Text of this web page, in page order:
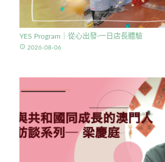
YES Program｜從心出發·一日店長體驗
access_time 2026-08-06